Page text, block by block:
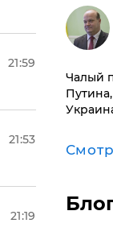
21:59
21:53
21:19
Чалый